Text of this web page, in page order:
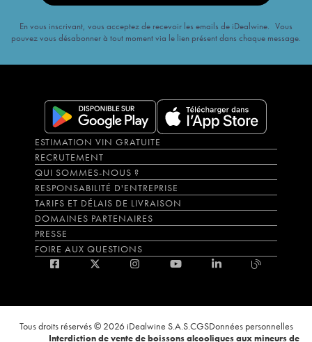
En vous inscrivant, vous acceptez de recevoir les emails de iDealwine. Vous
pouvez vous désabonner à tout moment via le lien présent dans chaque message.
ESTIMATION VIN GRATUITE
RECRUTEMENT
QUI SOMMES-NOUS ?
RESPONSABILITÉ D'ENTREPRISE
TARIFS ET DÉLAIS DE LIVRAISON
DOMAINES PARTENAIRES
PRESSE
FOIRE AUX QUESTIONS
Tous droits réservés © 2026 iDealwine S.A.S.CGSDonnées personnelles
Interdiction de vente de boissons alcooliques aux mineurs de